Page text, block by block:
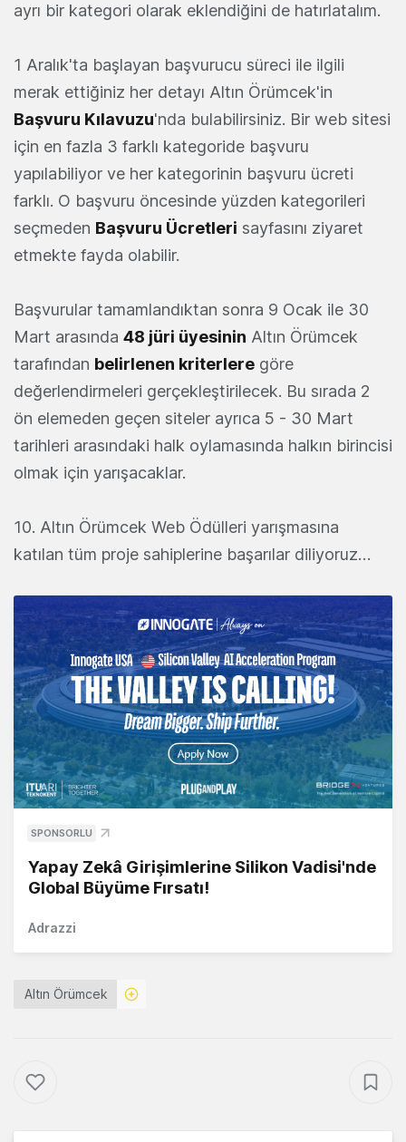
ayrı bir kategori olarak eklendiğini de hatırlatalım.
1 Aralık'ta başlayan başvurucu süreci ile ilgili
merak ettiğiniz her detayı Altın Örümcek'in
Başvuru Kılavuzu'nda bulabilirsiniz. Bir web sitesi
için en fazla 3 farklı kategoride başvuru
yapılabiliyor ve her kategorinin başvuru ücreti
farklı. O başvuru öncesinde yüzden kategorileri
seçmeden Başvuru Ücretleri sayfasını ziyaret
etmekte fayda olabilir.
Başvurular tamamlandıktan sonra 9 Ocak ile 30
Mart arasında 48 jüri üyesinin Altın Örümcek
tarafından belirlenen kriterlere göre
değerlendirmeleri gerçekleştirilecek. Bu sırada 2
ön elemeden geçen siteler ayrıca 5 - 30 Mart
tarihleri arasındaki halk oylamasında halkın birincisi
olmak için yarışacaklar.
10. Altın Örümcek Web Ödülleri yarışmasına
katılan tüm proje sahiplerine başarılar diliyoruz…
SPONSORLU
Yapay Zekâ Girişimlerine Silikon Vadisi'nde
Global Büyüme Fırsatı!
Adrazzi
Altın Örümcek